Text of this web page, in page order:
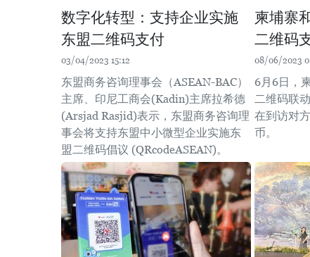
数字化转型：支持企业实施
东盟二维码支付
03/04/2023 15:12
东盟商务咨询理事会（ASEAN-BAC）
主席、印尼工商会(Kadin)主席拉希德
(Arsjad Rasjid)表示，东盟商务咨询理
事会将支持东盟中小微型企业实施东
盟二维码倡议 (QRcodeASEAN)。
柬埔寨
二维码
08/06/2023
6月6日，
二维码联
在到访对
币。